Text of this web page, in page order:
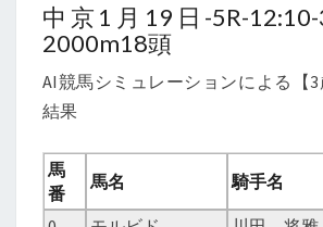
中京1月19日-5R-
2000m18頭
AI競馬シミュレーションによる【
結果
馬
番
馬名 騎手名